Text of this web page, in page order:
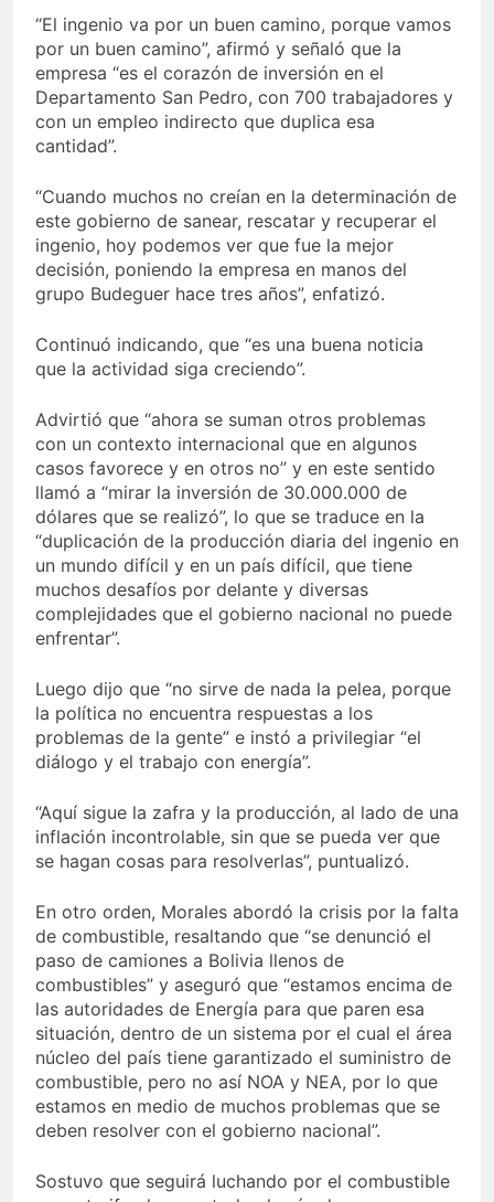
“El ingenio va por un buen camino, porque vamos
por un buen camino”, afirmó y señaló que la
empresa “es el corazón de inversión en el
Departamento San Pedro, con 700 trabajadores y
con un empleo indirecto que duplica esa
cantidad”.
“Cuando muchos no creían en la determinación de
este gobierno de sanear, rescatar y recuperar el
ingenio, hoy podemos ver que fue la mejor
decisión, poniendo la empresa en manos del
grupo Budeguer hace tres años”, enfatizó.
Continuó indicando, que “es una buena noticia
que la actividad siga creciendo”.
Advirtió que “ahora se suman otros problemas
con un contexto internacional que en algunos
casos favorece y en otros no” y en este sentido
llamó a “mirar la inversión de 30.000.000 de
dólares que se realizó”, lo que se traduce en la
“duplicación de la producción diaria del ingenio en
un mundo difícil y en un país difícil, que tiene
muchos desafíos por delante y diversas
complejidades que el gobierno nacional no puede
enfrentar”.
Luego dijo que “no sirve de nada la pelea, porque
la política no encuentra respuestas a los
problemas de la gente” e instó a privilegiar “el
diálogo y el trabajo con energía”.
“Aquí sigue la zafra y la producción, al lado de una
inflación incontrolable, sin que se pueda ver que
se hagan cosas para resolverlas”, puntualizó.
En otro orden, Morales abordó la crisis por la falta
de combustible, resaltando que “se denunció el
paso de camiones a Bolivia llenos de
combustibles” y aseguró que “estamos encima de
las autoridades de Energía para que paren esa
situación, dentro de un sistema por el cual el área
núcleo del país tiene garantizado el suministro de
combustible, pero no así NOA y NEA, por lo que
estamos en medio de muchos problemas que se
deben resolver con el gobierno nacional”.
Sostuvo que seguirá luchando por el combustible